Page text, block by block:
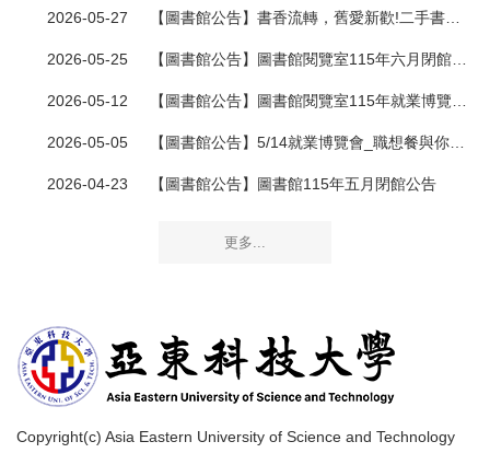
2026-05-27 【圖書館公告】書香流轉，舊愛新歡!二手書交換特輯
2026-05-25 【圖書館公告】圖書館閱覽室115年六月閉館公告
2026-05-12
2026-05-05 【圖書館公告】5/14就業博覽會_職想餐與你的未來
2026-04-23 【圖書館公告】圖書館115年五月閉館公告
更多...
Copyright(c) Asia Eastern University of Science and Technology